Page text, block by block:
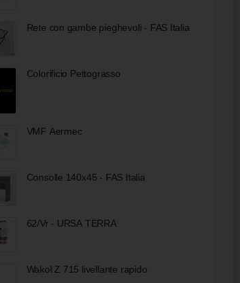
Rete con gambe pieghevoli - FAS Italia
Colorificio Pettograsso
VMF Aermec
Consolle 140x45 - FAS Italia
62/Vr - URSA TERRA
Wakol Z 715 livellante rapido